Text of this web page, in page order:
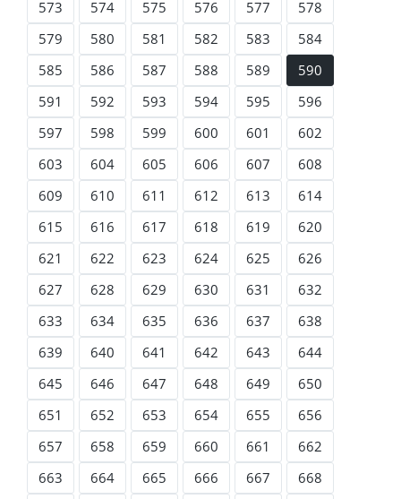
573
574 575 576 577
578
579
580 581 582 583
584
585
586 587 588 589
590
591
592 593 594 595
596
597
598 599 600 601
602
603
604 605 606 607
608
609
610 611 612 613
614
615
616 617 618 619
620
621
622 623 624 625
626
627
628 629 630 631
632
633
634 635 636 637
638
639
640 641 642 643
644
645
646 647 648 649
650
651
652 653 654 655
656
657
658 659 660 661
662
663
664 665 666 667
668